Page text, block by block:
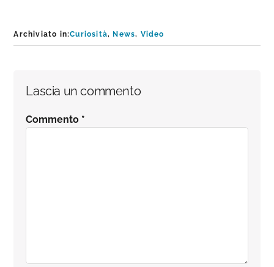
Archiviato in:Curiosità,News, Video
Interazioni
del
Lascia un commento
Commento *